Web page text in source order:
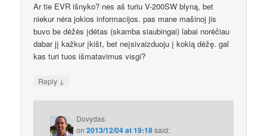
Ar tie EVR išnyko? nes aš turiu V-200SW blyną, bet
niekur nėra jokios informacijos. pas mane mašinoj jis
buvo be dėžės įdėtas (skamba siaubingai) labai norėčiau
dabar jį kažkur įkišt, bet neįsivaizduoju į kokią dėžę. gal
kas turi tuos išmatavimus visgi?
Reply ↓
Dovydas
on2013/12/04 at 19:18said: